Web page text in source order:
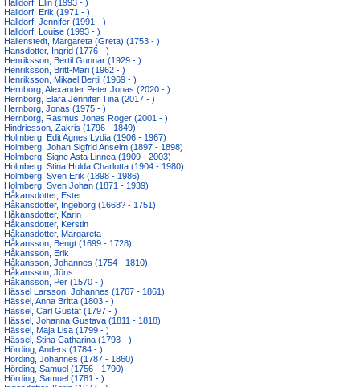
Halldorf, Elin (1993 - )
Halldorf, Erik (1971 - )
Halldorf, Jennifer (1991 - )
Halldorf, Louise (1993 - )
Hallenstedt, Margareta (Greta) (1753 - )
Hansdotter, Ingrid (1776 - )
Henriksson, Bertil Gunnar (1929 - )
Henriksson, Britt-Mari (1962 - )
Henriksson, Mikael Bertil (1969 - )
Hernborg, Alexander Peter Jonas (2020 - )
Hernborg, Elara Jennifer Tina (2017 - )
Hernborg, Jonas (1975 - )
Hernborg, Rasmus Jonas Roger (2001 - )
Hindricsson, Zakris (1796 - 1849)
Holmberg, Edit Agnes Lydia (1906 - 1967)
Holmberg, Johan Sigfrid Anselm (1897 - 1898)
Holmberg, Signe Asta Linnea (1909 - 2003)
Holmberg, Stina Hulda Charlotta (1904 - 1980)
Holmberg, Sven Erik (1898 - 1986)
Holmberg, Sven Johan (1871 - 1939)
Håkansdotter, Ester
Håkansdotter, Ingeborg (1668? - 1751)
Håkansdotter, Karin
Håkansdotter, Kerstin
Håkansdotter, Margareta
Håkansson, Bengt (1699 - 1728)
Håkansson, Erik
Håkansson, Johannes (1754 - 1810)
Håkansson, Jöns
Håkansson, Per (1570 - )
Hässel Larsson, Johannes (1767 - 1861)
Hässel, Anna Britta (1803 - )
Hässel, Carl Gustaf (1797 - )
Hässel, Johanna Gustava (1811 - 1818)
Hässel, Maja Lisa (1799 - )
Hässel, Stina Catharina (1793 - )
Hörding, Anders (1784 - )
Hörding, Johannes (1787 - 1860)
Hörding, Samuel (1756 - 1790)
Hörding, Samuel (1781 - )